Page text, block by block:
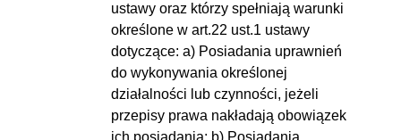
ustawy oraz którzy spełniają warunki
określone w art.22 ust.1 ustawy
dotyczące: a) Posiadania uprawnień
do wykonywania określonej
działalności lub czynności, jeżeli
przepisy prawa nakładają obowiązek
ich posiadania; b) Posiadania